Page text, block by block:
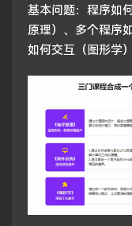
基本问题：程序如
原理）、多个程序
如何交互（图形学）